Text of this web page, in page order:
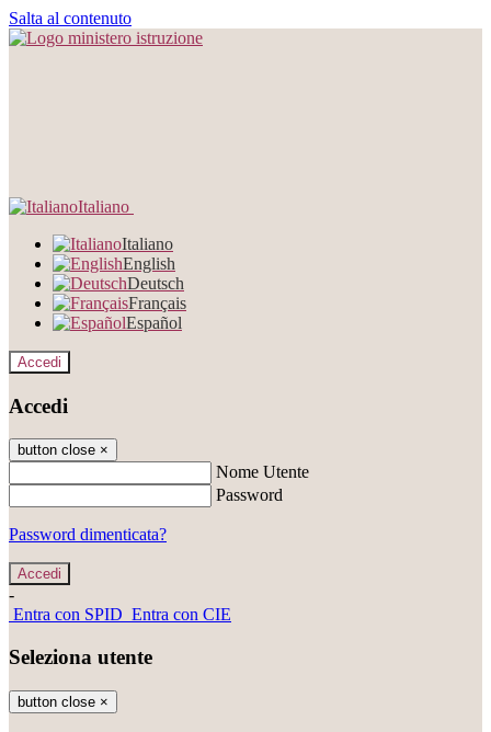
Salta al contenuto
Italiano
Italiano
English
Deutsch
Français
Español
Accedi
Accedi
button close ×
Nome Utente
Password
Password dimenticata?
-
Entra con SPID Entra con CIE
Seleziona utente
button close ×